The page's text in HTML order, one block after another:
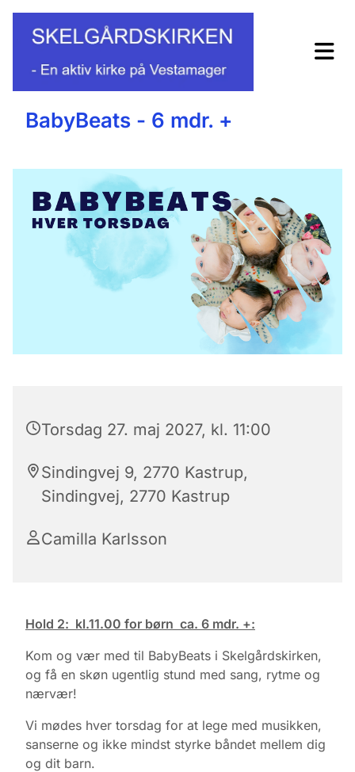
BabyBeats - 6 mdr. +
Torsdag 27. maj 2027, kl. 11:00
Sindingvej 9, 2770 Kastrup,
Sindingvej, 2770 Kastrup
Camilla Karlsson
Hold 2: kl.11.00 for børn ca. 6 mdr. +:
Kom og vær med til BabyBeats i Skelgårdskirken,
og få en skøn ugentlig stund med sang, rytme og
nærvær!
Vi mødes hver torsdag for at lege med musikken,
sanserne og ikke mindst styrke båndet mellem dig
og dit barn.